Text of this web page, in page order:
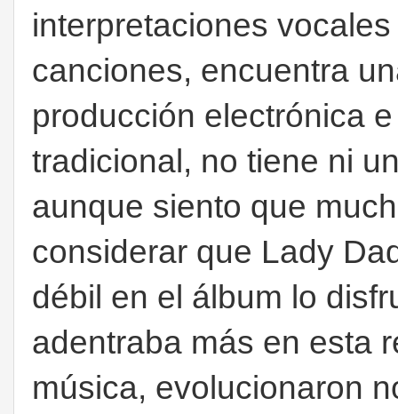
interpretaciones
canciones, encuentra
producción electrónica
tradicional, no tiene ni
aunque siento que
considerar que Lady
débil en el álbum lo
adentraba más en esta
música, evolucionaron